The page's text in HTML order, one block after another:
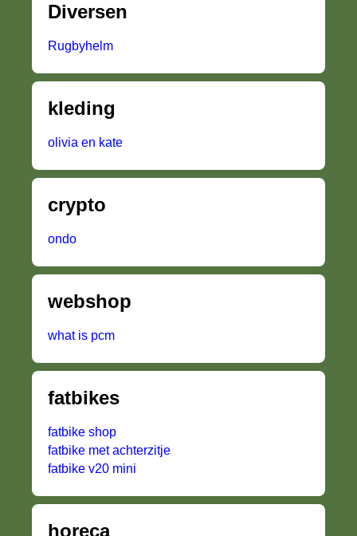
Diversen
Rugbyhelm
kleding
olivia en kate
crypto
ondo
webshop
what is pcm
fatbikes
fatbike shop
fatbike met achterzitje
fatbike v20 mini
horeca